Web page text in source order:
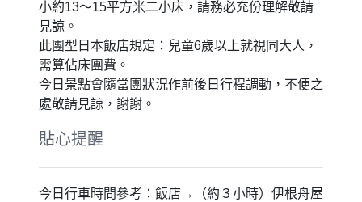
伊根，一座彷彿被時光遺忘的古老漁村，保留了近230多家以
1樓為船艙，2樓為住屋的原始船屋，古老船屋建築在日本已相
當少見，也使伊根成為日本重要傳統性建築物群的保存地區。
讓你擁覽伊根灣美麗風景，搭乘遊覽船近距離欣賞！
特別說明
特殊安排：天橋立傘松公園、伊根舟屋遊船
纜車上展望台，不便之處、敬請見諒。（若因天氣